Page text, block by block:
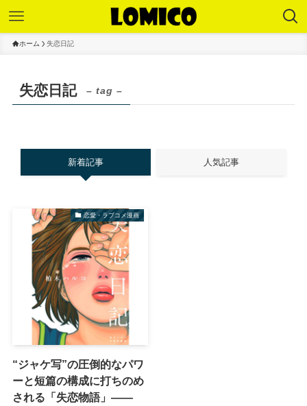
ホーム 失恋日記
失恋日記 – tag –
新着記事 人気記事
恋愛・ラブコメ漫画
“ジャケ写”の圧倒的なパワ
ーと短篇の構成に打ちのめ
される「失恋物語」——